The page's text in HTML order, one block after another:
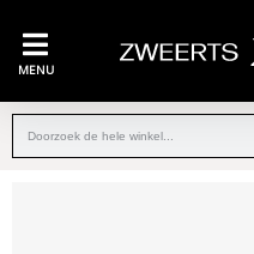
MENU